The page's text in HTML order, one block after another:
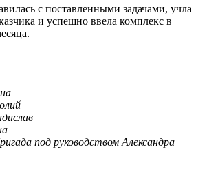
с поставленными задачами, учла
и успешно ввела комплекс в
под руководством Александра